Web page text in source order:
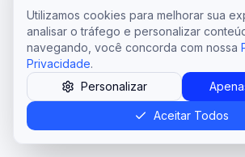
Utilizamos cookies para melhorar sua
analisar o tráfego e personalizar
navegando, você concorda com nossa
Privacidade.
Personalizar
Aceitar Todos